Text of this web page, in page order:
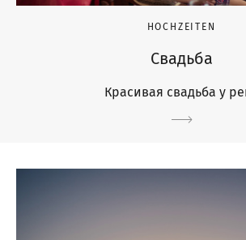
HOCHZEITEN
Свадьба
Красивая свадьба у